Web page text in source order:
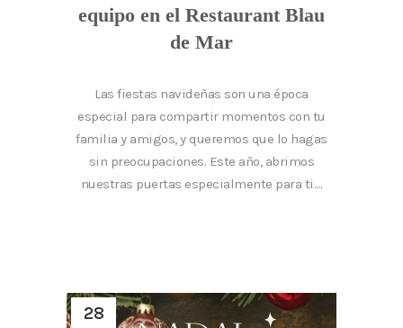
equipo en el Restaurant Blau
de Mar
Las fiestas navideñas son una época
especial para compartir momentos con tu
familia y amigos, y queremos que lo hagas
sin preocupaciones. Este año, abrimos
nuestras puertas especialmente para ti....
28